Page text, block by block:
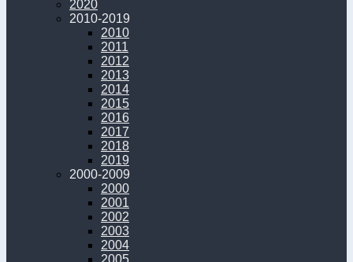
2020
2010-2019
2010
2011
2012
2013
2014
2015
2016
2017
2018
2019
2000-2009
2000
2001
2002
2003
2004
2005